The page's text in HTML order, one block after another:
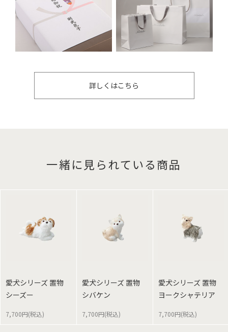
詳しくはこちら
一緒に見られている商品
愛犬シリーズ 置物
シーズー
7,700円(税込)
愛犬シリーズ 置物
シバケン
7,700円(税込)
愛犬シリーズ 置物
ヨークシャテリア
7,700円(税込)